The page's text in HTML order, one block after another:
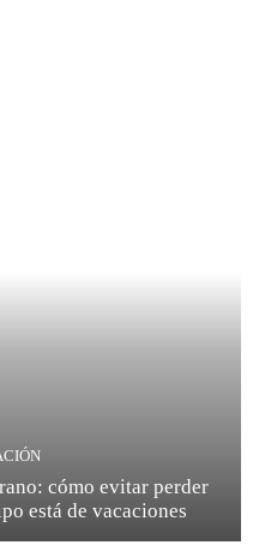
cómo evitar perder
está de vacaciones